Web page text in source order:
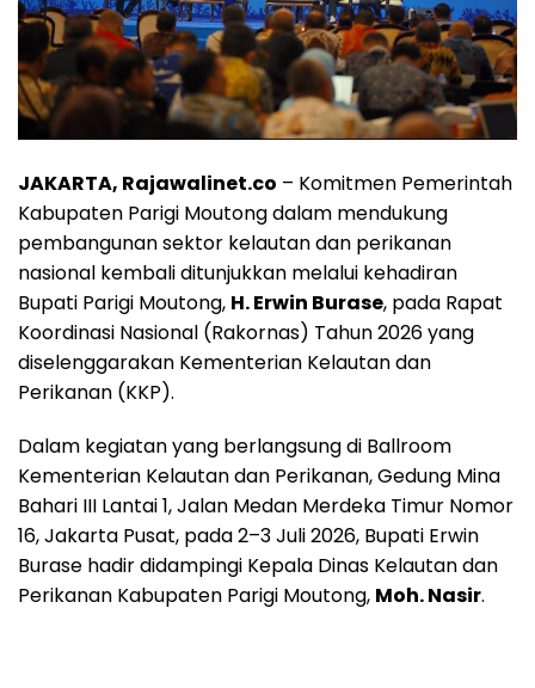
JAKARTA, Rajawalinet.co – Komitmen Pemerintah
Kabupaten Parigi Moutong dalam mendukung
pembangunan sektor kelautan dan perikanan
nasional kembali ditunjukkan melalui kehadiran
Bupati Parigi Moutong, H. Erwin Burase, pada Rapat
Koordinasi Nasional (Rakornas) Tahun 2026 yang
diselenggarakan Kementerian Kelautan dan
Perikanan (KKP).
Dalam kegiatan yang berlangsung di Ballroom
Kementerian Kelautan dan Perikanan, Gedung Mina
Bahari III Lantai 1, Jalan Medan Merdeka Timur Nomor
16, Jakarta Pusat, pada 2–3 Juli 2026, Bupati Erwin
Burase hadir didampingi Kepala Dinas Kelautan dan
Perikanan Kabupaten Parigi Moutong, Moh. Nasir.